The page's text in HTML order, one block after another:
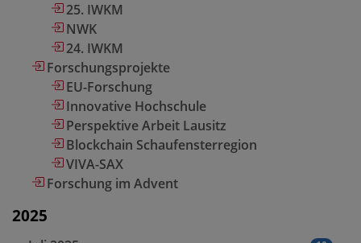
25. IWKM
NWK
24. IWKM
Forschungsprojekte
EU-Forschung
Innovative Hochschule
Perspektive Arbeit Lausitz
Blockchain Schaufensterregion
VIVA-SAX
Forschung im Advent
2025